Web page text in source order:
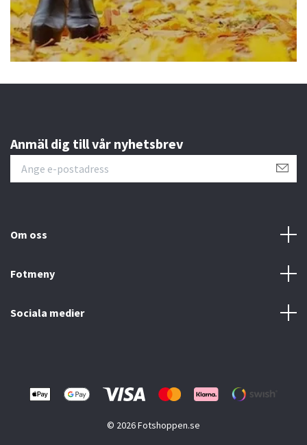
Anmäl dig till vår nyhetsbrev
Om oss
Fotmeny
Sociala medier
© 2026 Fotshoppen.se